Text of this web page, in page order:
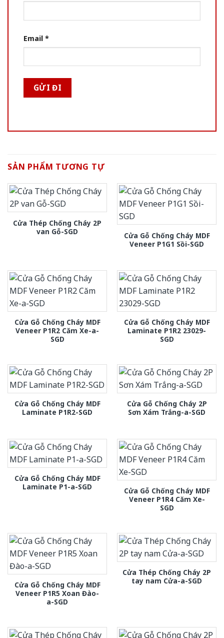
Email *
SẢN PHẨM TƯƠNG TỰ
Cửa Thép Chống Cháy 2P
van Gỗ-SGD
Cửa Gỗ Chống Cháy MDF
Veneer P1G1 Sồi-SGD
Cửa Gỗ Chống Cháy MDF
Veneer P1R2 Căm Xe-a-
SGD
Cửa Gỗ Chống Cháy MDF
Laminate P1R2 23029-
SGD
Cửa Gỗ Chống Cháy MDF
Laminate P1R2-SGD
Cửa Gỗ Chống Cháy 2P
Sơn Xám Trắng-a-SGD
Cửa Gỗ Chống Cháy MDF
Laminate P1-a-SGD
Cửa Gỗ Chống Cháy MDF
Veneer P1R4 Căm Xe-
SGD
Cửa Gỗ Chống Cháy MDF
Veneer P1R5 Xoan Đào-
a-SGD
Cửa Thép Chống Cháy 2P
tay nam Cửa-a-SGD